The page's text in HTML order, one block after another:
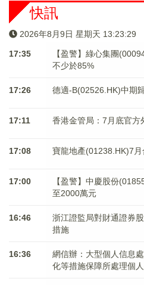
快訊
2026年8月9日 星期天 13:23:29
17:35
【盈警】綠心集團
不少於85%
17:26 德適-B(02526.HK)中期
17:11 香港金管局：7月底官
17:08 寶龍地產(01238.HK)7
17:00
【盈警】中慶股份
至2000萬元
16:46
浙江證監局對財通證券
措施
16:36
網信辦：大型個人信息
化等措施保障所處理個